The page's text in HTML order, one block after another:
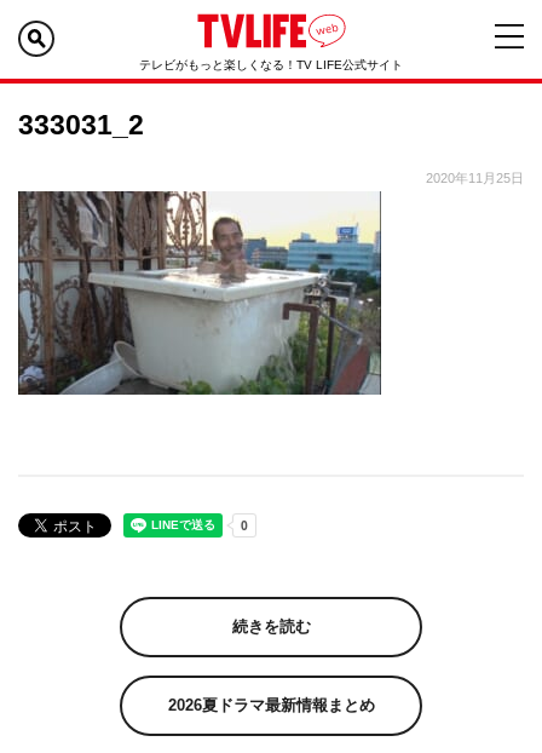
テレビがもっと楽しくなる！TV LIFE公式サイト
333031_2
2020年11月25日
続きを読む
2026夏ドラマ最新情報まとめ